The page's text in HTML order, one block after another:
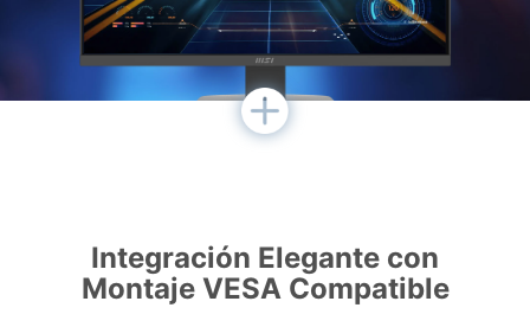
Integración Elegante con
Montaje VESA Compatible